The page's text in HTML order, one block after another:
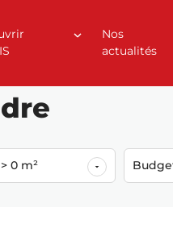
Nos
actualités
> 0 m²